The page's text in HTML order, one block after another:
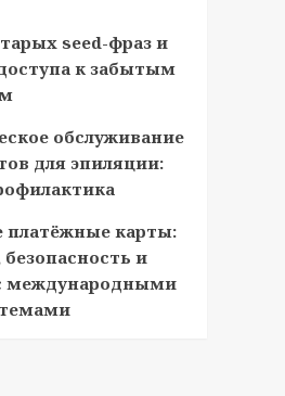
seed-фраз и
к забытым
обслуживание
для эпиляции:
карты:
и
международными